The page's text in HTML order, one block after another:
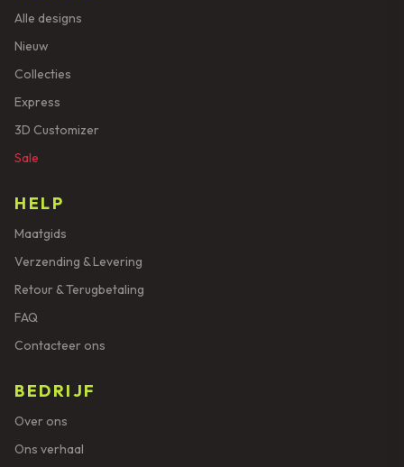
Alle designs
Nieuw
Collecties
Express
3D Customizer
Sale
HELP
Maatgids
Verzending & Levering
Retour & Terugbetaling
FAQ
Contacteer ons
BEDRIJF
Over ons
Ons verhaal